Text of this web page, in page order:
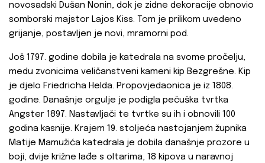
novosadski Dušan Nonin, dok je zidne dekoracije obnovio
somborski majstor Lajos Kiss. Tom je prilikom uvedeno
grijanje, postavljen je novi, mramorni pod.
Još 1797. godine dobila je katedrala na svome pročelju,
medu zvonicima veličanstveni kameni kip Bezgrešne. Kip
je djelo Friedricha Helda. Propovjedaonica je iz 1808.
godine. Današnje orgulje je podigla pečuška tvrtka
Angster 1897. Nastavljači te tvrtke su ih i obnovili 100
godina kasnije. Krajem 19. stoljeća nastojanjem župnika
Matije Mamužića katedrala je dobila današnje prozore u
boji, dvije križne lađe s oltarima, 18 kipova u naravnoj